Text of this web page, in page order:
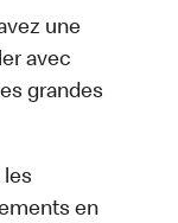
une
avec
grandes
les
en